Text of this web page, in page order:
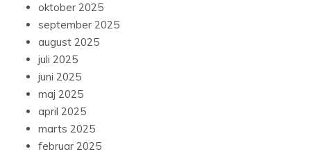
oktober 2025
september 2025
august 2025
juli 2025
juni 2025
maj 2025
april 2025
marts 2025
februar 2025